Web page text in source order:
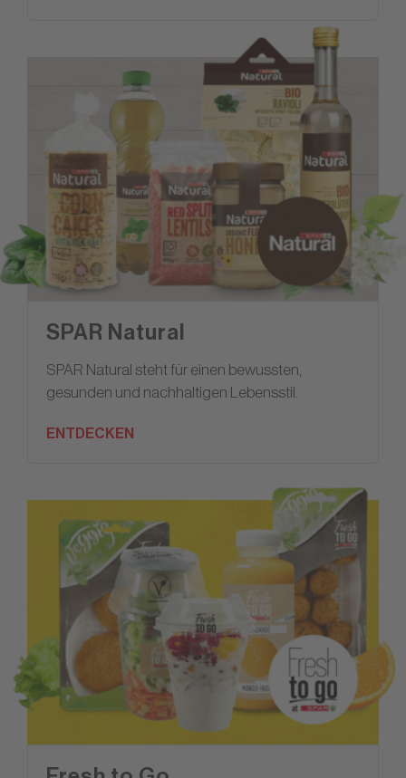
SPAR Natural
SPAR Natural steht für einen bewussten,
gesunden und nachhaltigen Lebensstil.
ENTDECKEN